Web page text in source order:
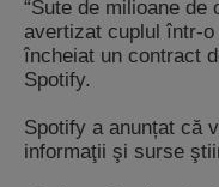
“Sute de milioane de
avertizat cuplul într-
încheiat un contract
Spotify.
Spotify a anunțat că
informaţii şi surse